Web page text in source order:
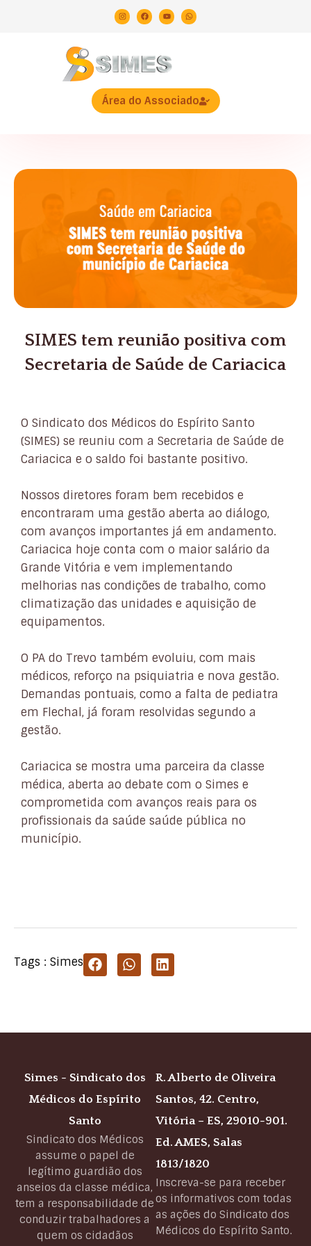
Área do Associado
SIMES tem reunião positiva com
Secretaria de Saúde de Cariacica
O Sindicato dos Médicos do Espírito Santo
(SIMES) se reuniu com a Secretaria de Saúde de
Cariacica e o saldo foi bastante positivo.
Nossos diretores foram bem recebidos e
encontraram uma gestão aberta ao diálogo,
com avanços importantes já em andamento.
Cariacica hoje conta com o maior salário da
Grande Vitória e vem implementando
melhorias nas condições de trabalho, como
climatização das unidades e aquisição de
equipamentos.
O PA do Trevo também evoluiu, com mais
médicos, reforço na psiquiatria e nova gestão.
Demandas pontuais, como a falta de pediatra
em Flechal, já foram resolvidas segundo a
gestão.
Cariacica se mostra uma parceira da classe
médica, aberta ao debate com o Simes e
comprometida com avanços reais para os
profissionais da saúde saúde pública no
município.
Tags : Simes
Simes - Sindicato dos
Médicos do Espírito
Santo
Sindicato dos Médicos
assume o papel de
legítimo guardião dos
anseios da classe médica,
tem a responsabilidade de
conduzir trabalhadores a
quem os cidadãos
R. Alberto de Oliveira
Santos, 42. Centro,
Vitória – ES, 29010-901.
Ed. AMES, Salas
1813/1820
Inscreva-se para receber
os informativos com todas
as ações do Sindicato dos
Médicos do Espírito Santo.